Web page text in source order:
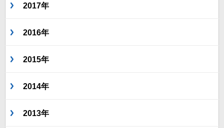
2017年
2016年
2015年
2014年
2013年